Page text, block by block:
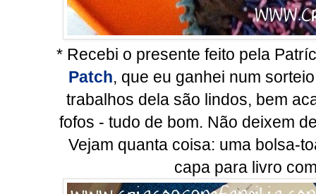
* Recebi o presente feito pela
Patch, que eu ganhei num
trabalhos dela são lindos, bem
fofos - tudo de bom. Não deixem
Vejam quanta coisa: uma bolsa-
capa para livro